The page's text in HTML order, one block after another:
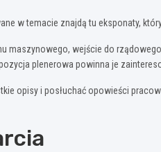
w temacie znajdą tu eksponaty,
maszynowego, wejście do
plenerowa powinna je
opisy i posłuchać opowieści